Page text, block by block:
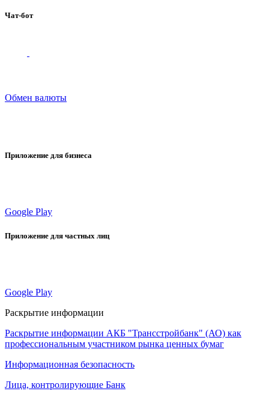
Чат-бот
Обмен валюты
Приложение для бизнеса
Google Play
Приложение для частных лиц
Google Play
Раскрытие информации
Раскрытие информации АКБ "Трансстройбанк" (АО) как
профессиональным участником рынка ценных бумаг
Информационная безопасность
Лица, контролирующие Банк